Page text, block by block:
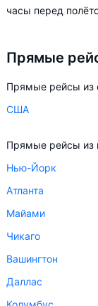
ориентируясь на
часы перед
Прямые
Прямые рейсы из
США
Прямые рейсы из
Нью-Йорк
Атланта
Майами
Чикаго
Вашингтон
Даллас